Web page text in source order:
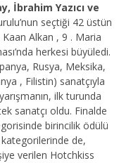
İbrahim Yazıcı ve
seçtiği 42 üstün
Alkan , 9 . Maria
herkesi büyüledi.
Rusya, Meksika,
, Filistin) sanatçıyla
ilk turunda
sanatçı oldu. Finalde
birincilik ödülü
kategorilerinde de,
verilen Hotchkiss